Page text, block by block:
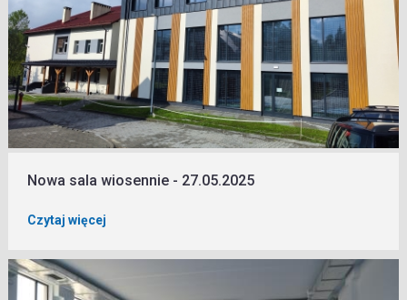
Nowa sala wiosennie - 27.05.2025
Czytaj więcej